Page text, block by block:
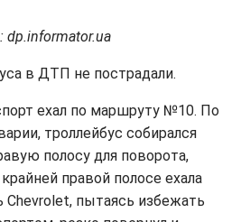
dp.informator.ua
в ДТП не пострадали.
ехал по маршруту №10. По
троллейбус собирался
полосу для поворота,
правой полосе ехала
Chevrolet, пытаясь избежать